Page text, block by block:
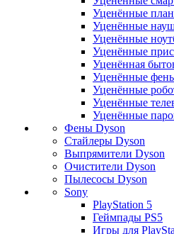
Уценённые
Уценённые
Уценённые
Уценённые
Уценённая
Уценённые
Уценённые
Уценённые
Уценённые
Фены Dyson
Стайлеры Dyson
Выпрямители Dyson
Очистители Dyson
Пылесосы Dyson
Sony
PlayStation 5
Геймпады PS5
Игры для